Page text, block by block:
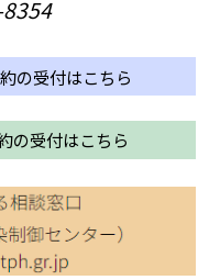
の受付はこちら
の受付はこちら